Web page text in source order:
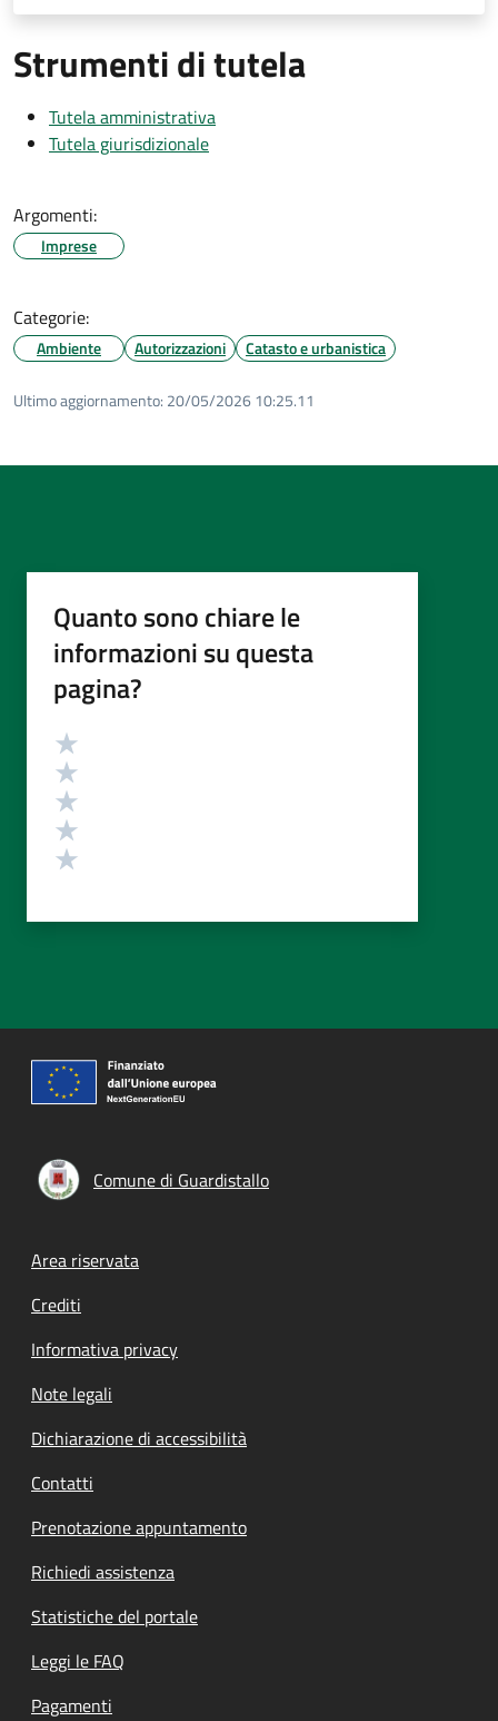
Strumenti di tutela
Tutela amministrativa
Tutela giurisdizionale
Argomenti:
Imprese
Categorie:
Ambiente Autorizzazioni Catasto e urbanistica
Ultimo aggiornamento: 20/05/2026 10:25.11
Quanto sono chiare le
informazioni su questa
pagina?
Valutazione
Comune di Guardistallo
Footer menu
Area riservata
Crediti
Informativa privacy
Note legali
Dichiarazione di accessibilità
Contatti
Prenotazione appuntamento
Richiedi assistenza
Statistiche del portale
Leggi le FAQ
Pagamenti